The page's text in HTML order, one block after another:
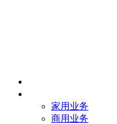
家用业务
商用业务